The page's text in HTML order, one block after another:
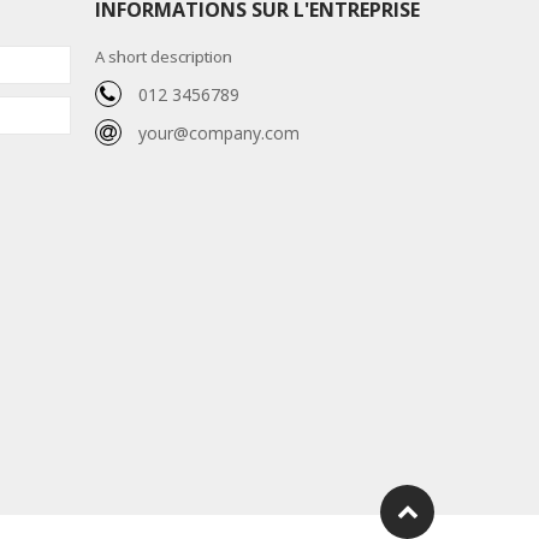
INFORMATIONS SUR L'ENTREPRISE
A short description
012 3456789
your@company.com